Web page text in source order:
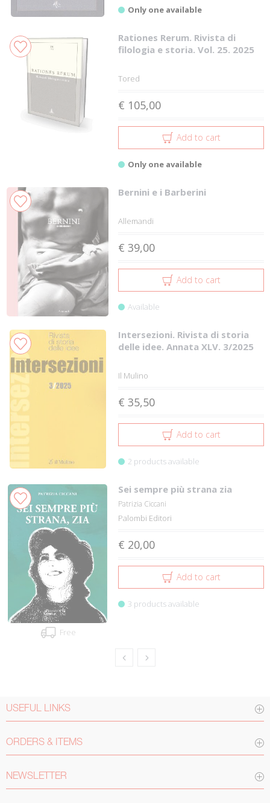
Only one available
Rationes Rerum. Rivista di
filologia e storia. Vol. 25. 2025
Tored
€ 105,00
Add to cart
Only one available
Bernini e i Barberini
Allemandi
€ 39,00
Add to cart
Available
Intersezioni. Rivista di storia
delle idee. Annata XLV. 3/2025
Il Mulino
€ 35,50
Add to cart
2 products available
Free
Sei sempre più strana zia
Patrizia Ciccani
Palombi Editori
€ 20,00
Add to cart
3 products available
USEFUL LINKS
ORDERS & ITEMS
NEWSLETTER